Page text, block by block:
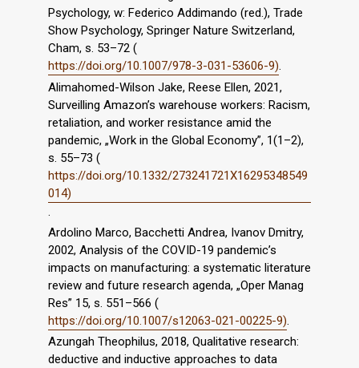
Psychology, w: Federico Addimando (red.), Trade
Show Psychology, Springer Nature Switzerland,
Cham, s. 53–72 (
https://doi.org/10.1007/978-3-031-53606-9).
Alimahomed-Wilson Jake, Reese Ellen, 2021,
Surveilling Amazon’s warehouse workers: Racism,
retaliation, and worker resistance amid the
pandemic, „Work in the Global Economy”, 1(1–2),
s. 55–73 (
https://doi.org/10.1332/273241721X16295348549
014)
.
Ardolino Marco, Bacchetti Andrea, Ivanov Dmitry,
2002, Analysis of the COVID-19 pandemic’s
impacts on manufacturing: a systematic literature
review and future research agenda, „Oper Manag
Res” 15, s. 551–566 (
https://doi.org/10.1007/s12063-021-00225-9)
Azungah Theophilus, 2018, Qualitative research:
deductive and inductive approaches to data